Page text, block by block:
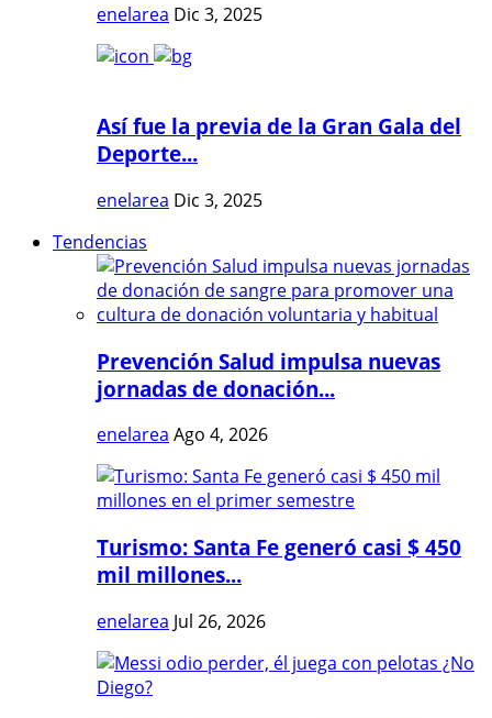
enelarea Dic 3, 2025
Así fue la previa de la Gran Gala del
Deporte...
enelarea Dic 3, 2025
Tendencias
Prevención Salud impulsa nuevas
jornadas de donación...
enelarea Ago 4, 2026
Turismo: Santa Fe generó casi $ 450
mil millones...
enelarea Jul 26, 2026